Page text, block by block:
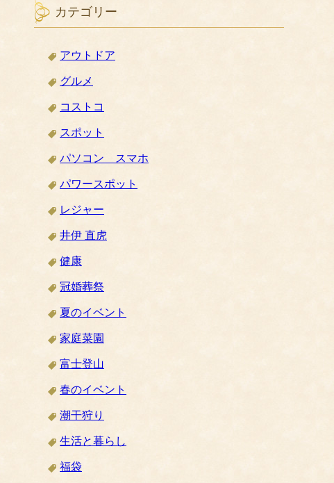
カテゴリー
アウトドア
グルメ
コストコ
スポット
パソコン スマホ
パワースポット
レジャー
井伊 直虎
健康
冠婚葬祭
夏のイベント
家庭菜園
富士登山
春のイベント
潮干狩り
生活と暮らし
福袋